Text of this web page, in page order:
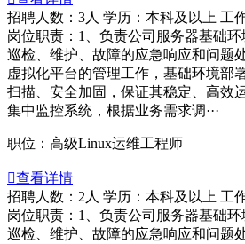
招聘人数：3人 学历：本科及以上 工
岗位职责：1、负责公司服务器基础
巡检、维护、故障的应急响应和问题
虚拟化平台的管理工作，基础环境部
扫描、安全加固，保证其稳定、高效
集中监控系统，根据业务需求调···
职位：高级Linux运维工程师
查看详情
招聘人数：2人 学历：本科及以上 工
岗位职责：1、负责公司服务器基础
巡检、维护、故障的应急响应和问题